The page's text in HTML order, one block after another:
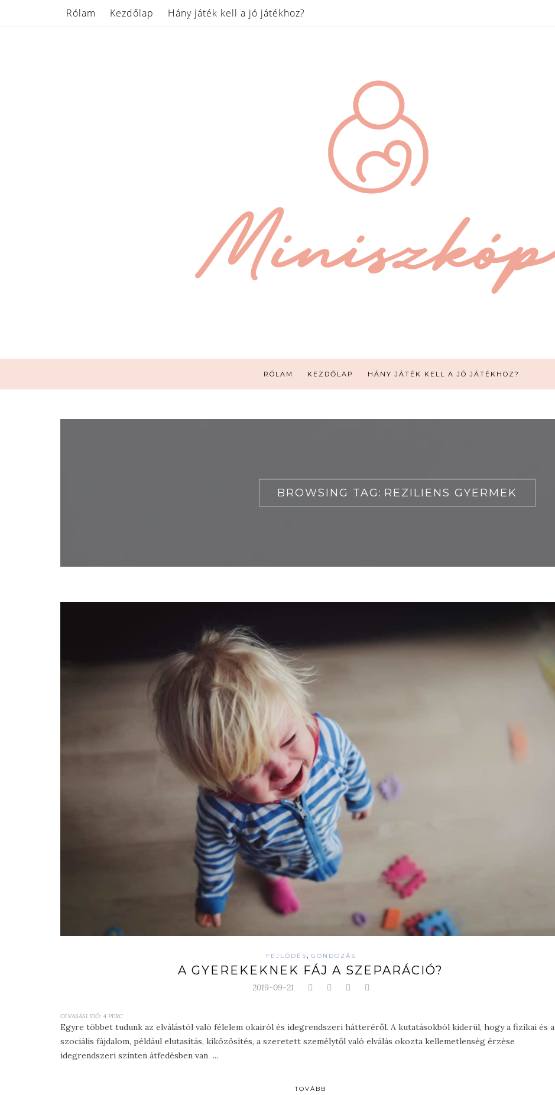
Rólam Kezdőlap Hány játék kell a jó játékhoz?
RÓLAM KEZDŐLAP HÁNY JÁTÉK KELL A JÓ JÁTÉKHOZ?
BROWSING TAG: REZILIENS GYERMEK
FEJLŐDÉS, GONDOZÁS
A GYEREKEKNEK FÁJ A SZEPARÁCIÓ?
2019-09-21
OLVASÁSI IDŐ: 4 PERC
Egyre többet tudunk az elválástól való félelem okairól és idegrendszeri hátteréről. A kutatásokból kiderül, hogy a fizikai és a
szociális fájdalom, például elutasítás, kiközösítés, a szeretett személytől való elválás okozta kellemetlenség érzése
idegrendszeri szinten átfedésben van ...
TOVÁBB